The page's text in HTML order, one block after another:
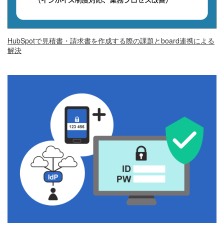
HubSpotで見積書・請求書を作成する際の課題とboard連携による
解決